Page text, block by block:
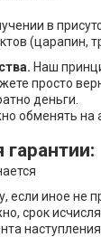
в
(царапин,
Наш
просто
деньги.
обменять на
если иное не
срок